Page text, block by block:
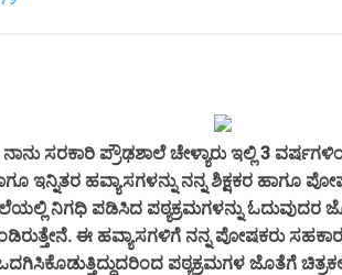
ಸರಕಾರಿ ಪ್ರೌಢಶಾಲೆ ಚೇಳ್ಯಾರು ಇಲ್ಲಿ 3
ಇನ್ನಿತರ ಹವ್ಯಾಸಗಳನ್ನು ನನ್ನ ಶಿಕ್ಷಕರ ಹಾಗೂ
ನಿಗಧಿ ಪಡಿಸಿದ ಪಠ್ಯಕ್ರಮಗಳನ್ನು
ಈ ಹವ್ಯಾಸಗಳಿಗೆ ನನ್ನ ಪೋಷಕರು
ಪಠ್ಯಕ್ರಮಗಳ ಜೊತೆಗೆ